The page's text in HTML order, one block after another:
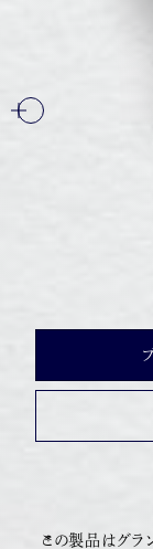
この製品はグラ